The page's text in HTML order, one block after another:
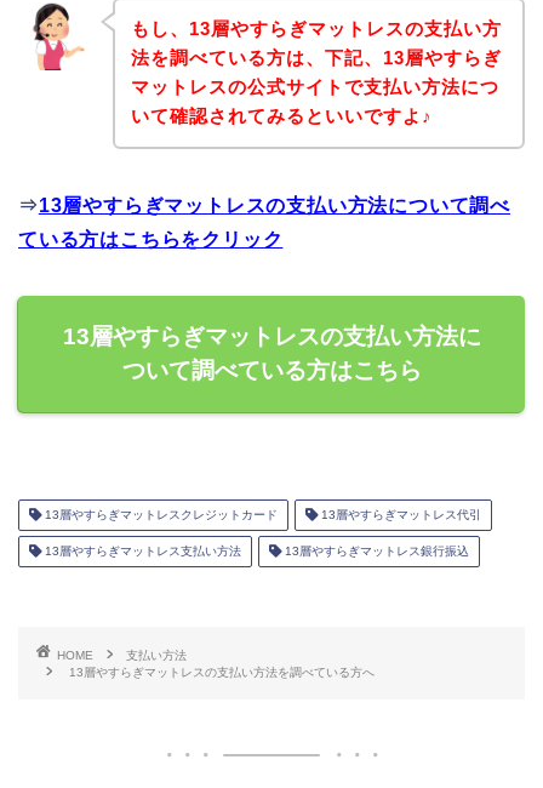
もし、13層やすらぎマットレスの支払い方
法を調べている方は、下記、13層やすらぎ
マットレスの公式サイトで支払い方法につ
いて確認されてみるといいですよ♪
⇒13層やすらぎマットレスの支払い方法について調べ
ている方はこちらをクリック
13層やすらぎマットレスの支払い方法に
ついて調べている方はこちら
13層やすらぎマットレスクレジットカード 13層やすらぎマットレス代引
13層やすらぎマットレス支払い方法 13層やすらぎマットレス銀行振込
HOME
支払い方法
13層やすらぎマットレスの支払い方法を調べている方へ